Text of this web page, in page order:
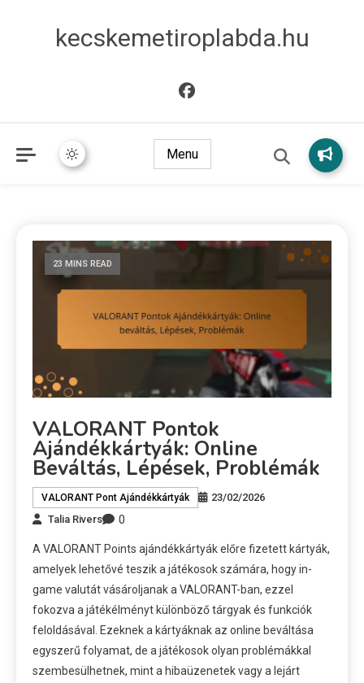
kecskemetiroplabda.hu
Menu
23 MINS READ
VALORANT Pontok
Ajándékkártyák: Online
Beváltás, Lépések, Problémák
VALORANT Pont Ajándékkártyák
23/02/2026
Talia Rivers
0
A VALORANT Points ajándékkártyák előre fizetett kártyák,
amelyek lehetővé teszik a játékosok számára, hogy in-
game valutát vásároljanak a VALORANT-ban, ezzel
fokozva a játékélményt különböző tárgyak és funkciók
feloldásával. Ezeknek a kártyáknak az online beváltása
egyszerű folyamat, de a játékosok olyan problémákkal
szembesülhetnek, mint a hibaüzenetek vagy a lejárt